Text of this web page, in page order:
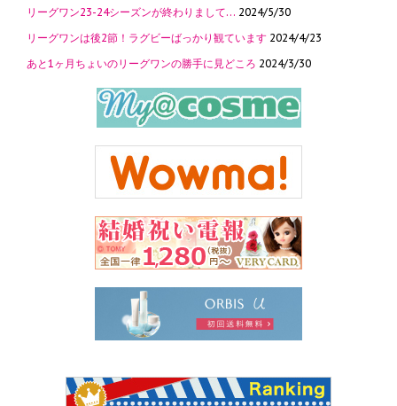
リーグワン23-24シーズンが終わりまして… 2024/5/30
リーグワンは後2節！ラグビーばっかり観ています 2024/4/23
あと1ヶ月ちょいのリーグワンの勝手に見どころ 2024/3/30